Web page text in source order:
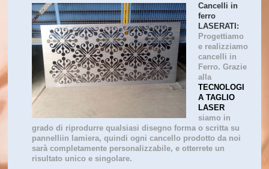
Cancelli in
ferro
LASERATI:
Progettiamo
e realizziamo
cancelli in
Ferro. Grazie
alla
TECNOLOGI
A TAGLIO
LASER
siamo in
grado di riprodurre qualsiasi disegno forma o scritta su
pannelliin lamiera, quindi ogni cancello prodotto da noi
sarà completamente personalizzabile, e otterrete un
risultato unico e singolare.